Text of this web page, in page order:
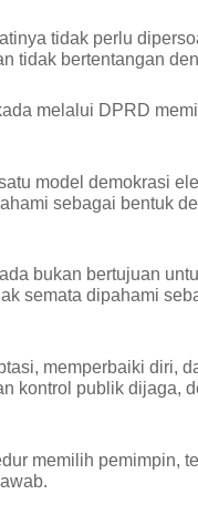
tidak perlu
tidak bertentangan
melalui DPRD
model demokrasi
sebagai bentuk
bukan bertujuan
semata dipahami
memperbaiki diri,
kontrol publik dijaga,
memilih pemimpin,